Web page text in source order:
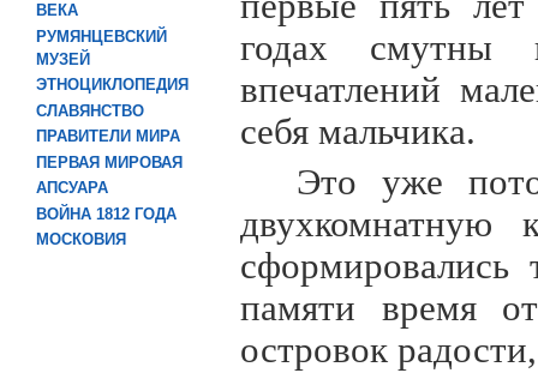
ВЕКА
РУМЯНЦЕВСКИЙ
МУЗЕЙ
ЭТНОЦИКЛОПЕДИЯ
СЛАВЯНСТВО
ПРАВИТЕЛИ МИРА
ПЕРВАЯ МИРОВАЯ
АПСУАРА
ВОЙНА 1812 ГОДА
МОСКОВИЯ
годах
впечатлений
себя мальчика.
Это уже
двухкомнатную
сформировались
памяти время
островок